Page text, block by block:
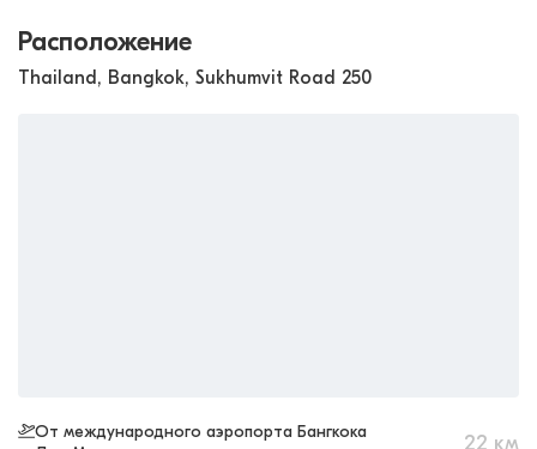
Расположение
Thailand, Bangkok, Sukhumvit Road 250
От международного аэропорта Бангкока
22 км